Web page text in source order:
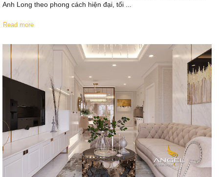
Anh Long theo phong cách hiện đại, tối ...
Read more